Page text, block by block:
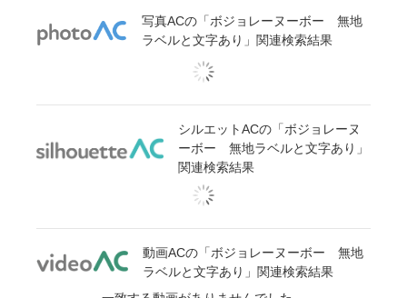
写真ACの「ボジョレーヌーボー 無地
ラベルと文字あり」関連検索結果
シルエットACの「ボジョレーヌ
ーボー 無地ラベルと文字あり」
関連検索結果
動画ACの「ボジョレーヌーボー 無地
ラベルと文字あり」関連検索結果